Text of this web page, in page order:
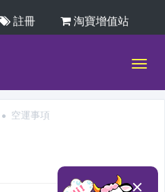
註冊 淘寶增值站
空運事項